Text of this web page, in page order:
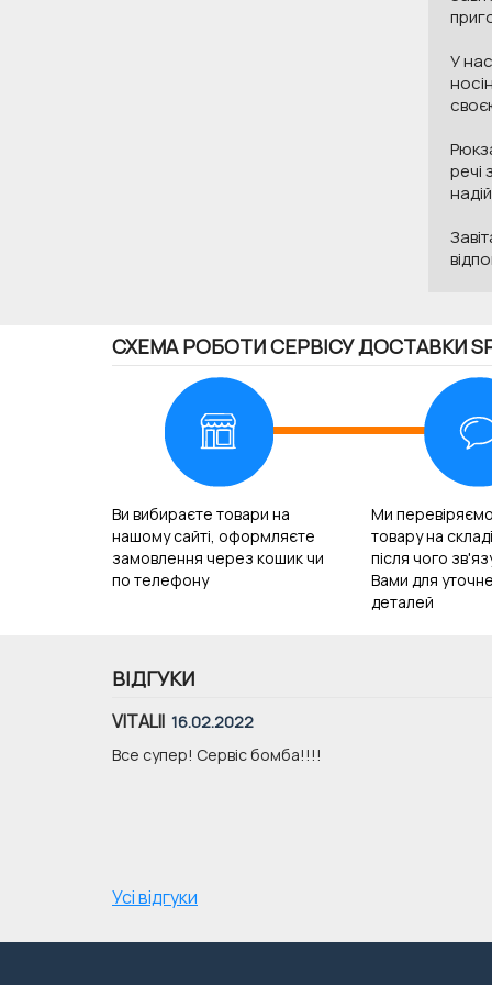
У
речі
СХЕМА РОБОТИ СЕРВІСУ ДОСТАВКИ
Ви вибираєте товари на
нашому сайті, оформляєте
замовлення через кошик чи
по телефону
Ми перевіряємо
товару на
після чого
Вами для
деталей
ВІДГУКИ
VITALII 16.02.2022
Все супер! Сервіс бомба!!!!
Усі відгуки